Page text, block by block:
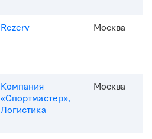
Rezerv Москва
Компания
«Спортмастер»,
Логистика
Москва